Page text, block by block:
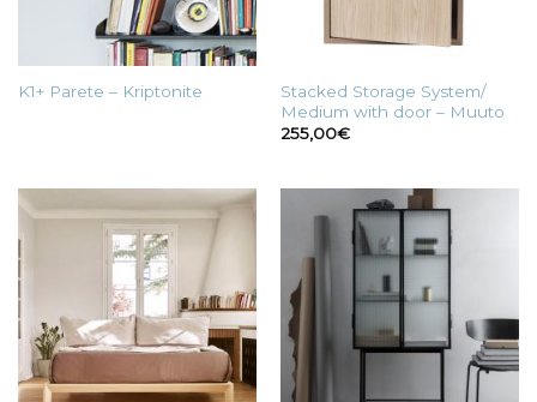
K1+ Parete – Kriptonite
Stacked Storage System/
Medium with door – Muuto
255,00€